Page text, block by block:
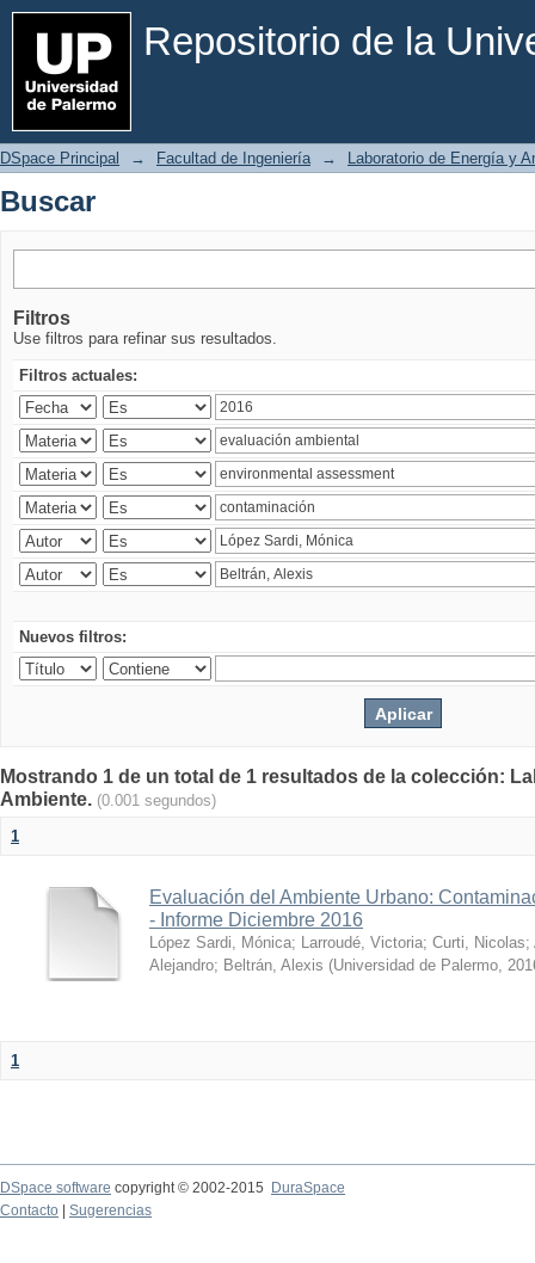
Repositorio de la
Buscar
DSpace Principal → Facultad de Ingeniería → Laboratorio de Energía y
Buscar
Filtros
Use filtros para refinar sus resultados.
Filtros actuales:
Nuevos filtros:
Mostrando 1 de un total de 1 resultados de la colección:
Ambiente. (0.001 segundos)
1
Evaluación del Ambiente Urbano:
- Informe Diciembre 2016
López Sardi, Mónica; Larroudé, Victoria; Curti, Nicolas;
Alejandro; Beltrán, Alexis (Universidad de Palermo,
1
DSpace software copyright © 2002-2015
DuraSpace
Contacto
Sugerencias